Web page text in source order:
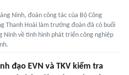
Ninh, đoàn công tác của Bộ Công
Thanh Hoài làm trưởng đoàn đã có buổi
Ninh về tình hình phát triển công nghiệp
đạo EVN và TKV kiểm tra